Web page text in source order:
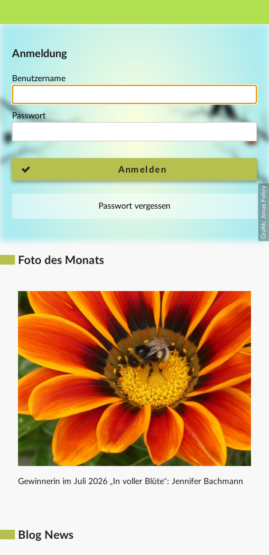
Hauptnavigation
Anmeldung
Benutzername
Passwort
Anmelden
Passwort vergessen
Foto des Monats
Gewinnerin im Juli 2026 „In voller Blüte“: Jennifer Bachmann
Blog News